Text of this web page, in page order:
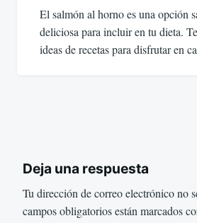
El salmón al horno es una opción
deliciosa para incluir en tu dieta.
ideas de recetas para disfrutar en
Deja una respuesta
Tu dirección de correo electrónico no
campos obligatorios están marcados